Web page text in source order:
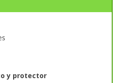
y protector